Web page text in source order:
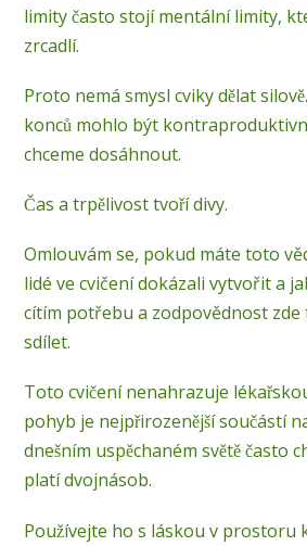
limity často stojí mentální limity,
zrcadlí.
Proto nemá smysl cviky dělat
konců mohlo být
chceme dosáhnout.
Čas a trpělivost tvoří divy.
Omlouvám se, pokud máte toto
lidé ve cvičení dokázali vytvořit a
cítím potřebu a zodpovědnost
sdílet.
Toto cvičení nenahrazuje
pohyb je nejpřirozenější součástí
dnešním uspěchaném světě často
platí dvojnásob.
Používejte ho s láskou v prostoru